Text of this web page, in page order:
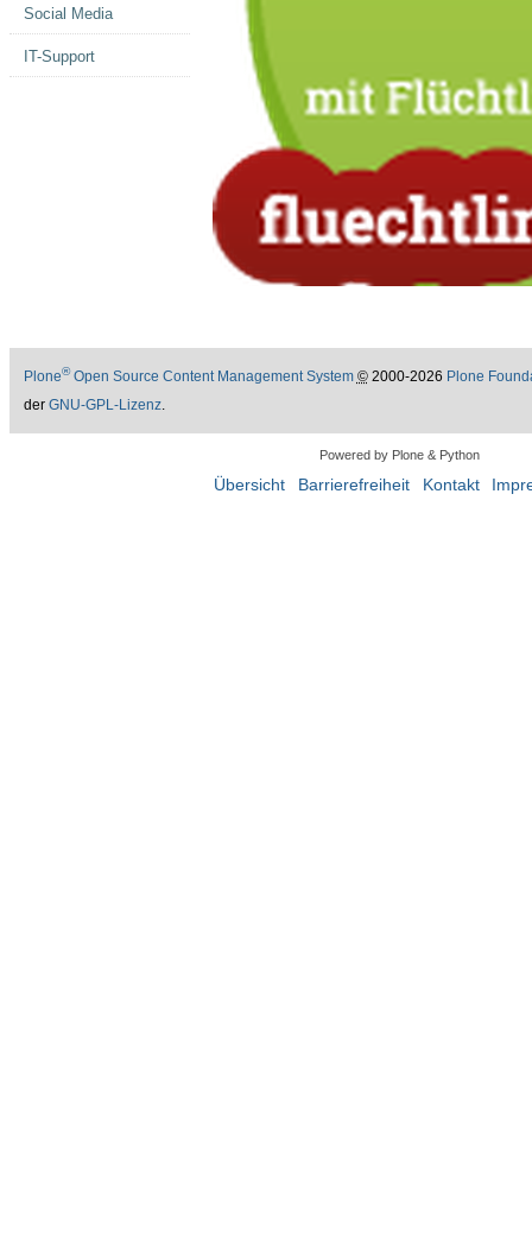
Social Media
IT-Support
Plone®Open Source Content Management System ©2000-2026 Plone
der GNU-GPL-Lizenz.
Powered by Plone & Python
Übersicht Barrierefreiheit Kontakt